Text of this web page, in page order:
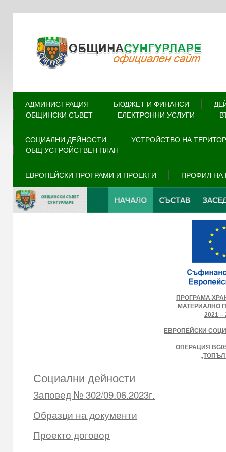
АДМИНИСТРАЦИЯ БЮДЖЕТ И ФИНАНСИ
ОБЩИНСКИ СЪВЕТ
ЕЛЕКТРОННИ УСЛУГИ
СОЦИАЛНИ ДЕЙНОСТИ
УСТРОЙСТВО НА
ОБЩ УСТРОЙСТВЕН ПЛАН
ЕВРОПЕЙСКИ ПРОГРАМИ И ПРОЕКТИ ПРОФИЛ НА
ПРОГРАМА
МАТЕРИАЛНО
2021 –
ЕВРОПЕЙСКИ
ОПЕРАЦИЯ
Социални дейности
Заповед № 302/09.06.2023г.
Образци на документи
Проекто договор